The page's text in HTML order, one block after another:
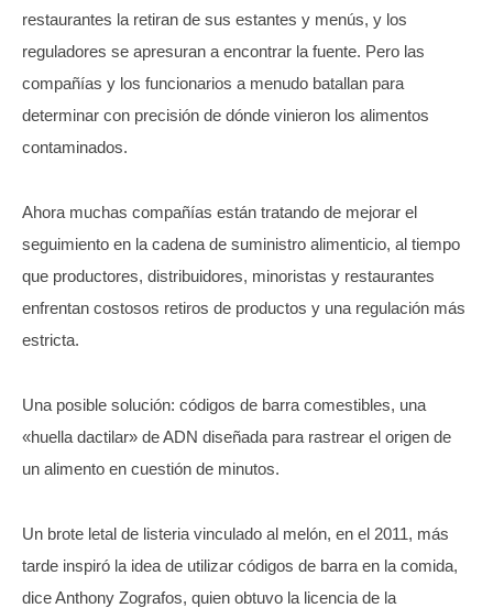
restaurantes la retiran de sus estantes y menús, y los
reguladores se apresuran a encontrar la fuente. Pero las
compañías y los funcionarios a menudo batallan para
determinar con precisión de dónde vinieron los alimentos
contaminados.
Ahora muchas compañías están tratando de mejorar el
seguimiento en la cadena de suministro alimenticio, al tiempo
que productores, distribuidores, minoristas y restaurantes
enfrentan costosos retiros de productos y una regulación más
estricta.
Una posible solución: códigos de barra comestibles, una
«huella dactilar» de ADN diseñada para rastrear el origen de
un alimento en cuestión de minutos.
Un brote letal de listeria vinculado al melón, en el 2011, más
tarde inspiró la idea de utilizar códigos de barra en la comida,
dice Anthony Zografos, quien obtuvo la licencia de la